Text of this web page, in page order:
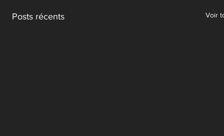
Posts récents Voir